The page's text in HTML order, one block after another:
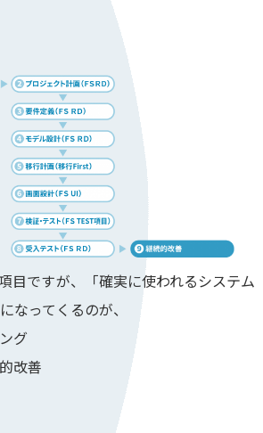
目ですが、「確実に使われるシステム
なってくるのが、
グ
改善